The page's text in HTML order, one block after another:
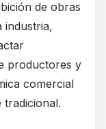
de obras
industria,
productores y
comercial
tradicional.